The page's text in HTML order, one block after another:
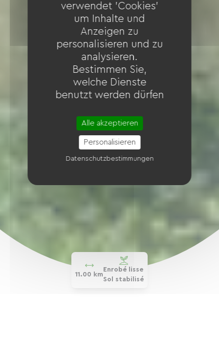
11.00 km
Enrobé lisse
Sol stabilisé
verwendet 'Cookies'
um Inhalte und
Anzeigen zu
personalisieren und zu
analysieren.
Bestimmen Sie,
welche Dienste
benutzt werden dürfen
Alle akzeptieren
Personalisieren
Datenschutzbestimmungen